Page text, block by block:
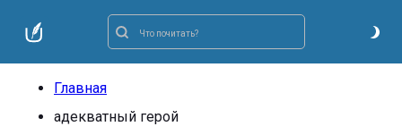
Главная
адекватный герой